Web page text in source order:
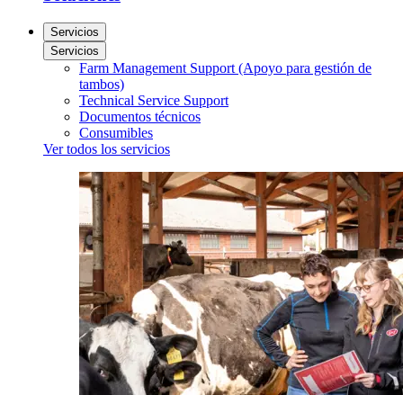
Servicios
Servicios
Farm Management Support (Apoyo para gestión de
tambos)
Technical Service Support
Documentos técnicos
Consumibles
Ver todos los servicios